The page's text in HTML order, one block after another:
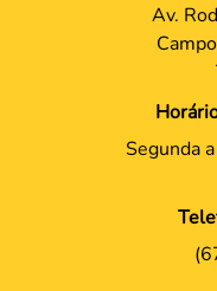
Av.
Segunda